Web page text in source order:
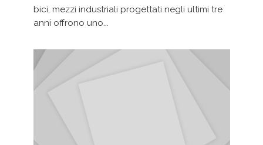
bici, mezzi industriali progettati negli ultimi tre
anni offrono uno...